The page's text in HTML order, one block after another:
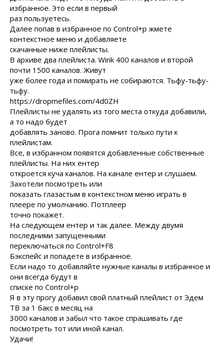
избранное. Это если в первый
раз пользуетесь.
Далее попав в избранное по Control+p жмете
контекстное меню и добавляете
скачанные ниже плейлисты.
В архиве два плейлиста. Wink 400 каналов и второй
почти 1500 каналов. Живут
уже более года и помирать не собираются. Тьфу-тьфу-
тьфу.
https://dropmefiles.com/4d0ZH
Плейлисты не удалять из того места откуда добавили,
а то надо будет
добавлять заново. Прога помнит только пути к
плейлистам.
Все, в избранном появятся добавленные собственные
плейлисты. На них ентер
откроется куча каналов. На канале ентер и слушаем.
Захотели посмотреть или
показать глазастым в контекстном меню играть в
плеере по умолчанию. Потплеер
точно покажет.
На следующем ентер и так далее. Между двумя
последними запущенными
переключаться по Control+F8
Бэкспейс и попадете в избранное.
Если надо то добавляйте нужные каналы в избранное и
они всегда будут в
списке по Control+p
Я в эту прогу добавил свой платный плейлист от Эдем
ТВ за 1 бакс в месяц на
3000 каналов и забыл что такое спрашивать где
посмотреть тот или иной канал.
Удачи!